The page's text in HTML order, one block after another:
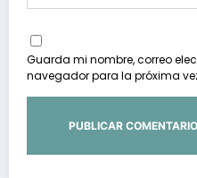
Guarda mi nombre, correo
navegador para la próxima